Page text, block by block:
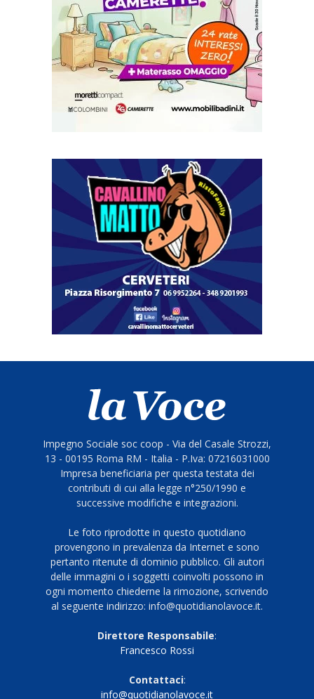
Impegno Sociale soc coop - Via del Casale Strozzi,
13 - 00195 Roma RM - Italia - P.Iva: 07216031000
Impresa beneficiaria per questa testata dei
contributi di cui alla legge n°250/1990 e
successive modifiche e integrazioni.
Le foto riprodotte in questo quotidiano
provengono in prevalenza da Internet e sono
pertanto ritenute di dominio pubblico. Gli autori
delle immagini o i soggetti coinvolti possono in
ogni momento chiederne la rimozione, scrivendo
al seguente indirizzo: info@quotidianolavoce.it.
Direttore Responsabile:
Francesco Rossi
Contattaci:
info@quotidianolavoce.it